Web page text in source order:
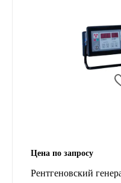
Цена по запросу
Рентгеновский